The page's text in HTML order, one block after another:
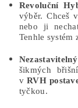
Revoluční
výběr. Chceš
nebo ji
Tenhle systém
šikmých
v RVH
tyčkou.